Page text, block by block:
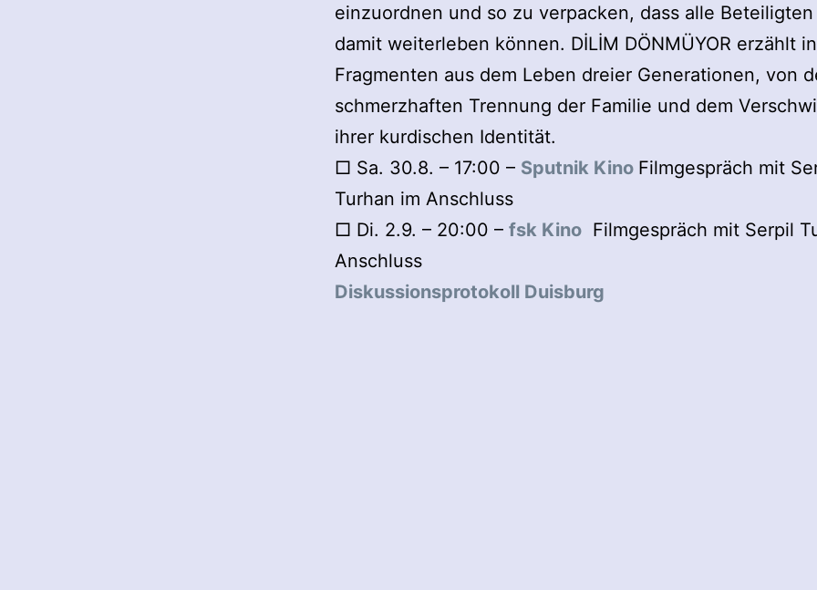
einzuordnen und so zu verpacken, dass alle
damit weiterleben können. DİLİM DÖNMÜYOR erzählt in
Fragmenten aus dem Leben dreier Generationen, von
schmerzhaften Trennung der Familie und dem
ihrer kurdischen Identität.
□ Sa. 30.8. – 17:00 – Sputnik Kino Filmgespräch mit
Turhan im Anschluss
□ Di. 2.9. – 20:00 – fsk Kino Filmgespräch mit Serpil
Anschluss
Diskussionsprotokoll Duisburg